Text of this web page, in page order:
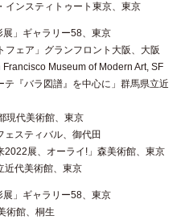
インスティトゥート東京、東京
展」ギャラリー58、東京
フェア」グランフロント大阪、大阪
Francisco Museum of Modern Art, SF
テ『バラ図譜』を中心に」群馬県立近
現代美術館、東京
ェスティバル、御代田
2022展、オーライ!」森美術館、東京
近代美術館、東京
展」ギャラリー58、東京
術館、桐生